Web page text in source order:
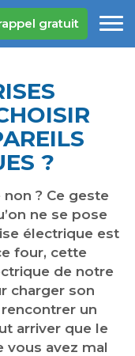
gratuit
?
non ? Ce geste
ne se pose
électrique est
four, cette
de notre
charger son
un
arriver que le
vous avez mal